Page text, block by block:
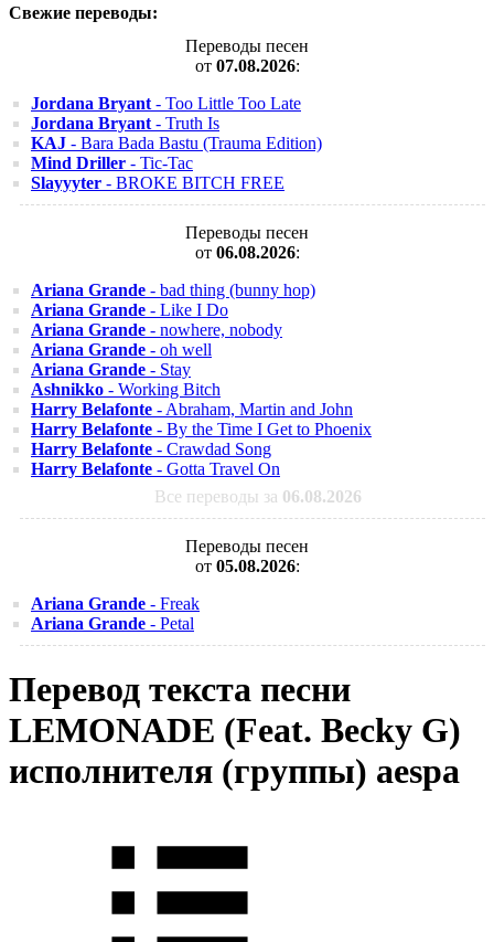
Свежие переводы:
Переводы песен
от 07.08.2026:
Jordana Bryant - Too Little Too Late
Jordana Bryant - Truth Is
KAJ - Bara Bada Bastu (Trauma Edition)
Mind Driller - Tic-Tac
Slayyyter - BROKE BITCH FREE
Переводы песен
от 06.08.2026:
Ariana Grande - bad thing (bunny hop)
Ariana Grande - Like I Do
Ariana Grande - nowhere, nobody
Ariana Grande - oh well
Ariana Grande - Stay
Ashnikko - Working Bitch
Harry Belafonte - Abraham, Martin and John
Harry Belafonte - By the Time I Get to Phoenix
Harry Belafonte - Crawdad Song
Harry Belafonte - Gotta Travel On
Все переводы за 06.08.2026
Переводы песен
от 05.08.2026:
Ariana Grande - Freak
Ariana Grande - Petal
Перевод текста песни
LEMONADE (Feat. Becky G)
исполнителя (группы) aespa